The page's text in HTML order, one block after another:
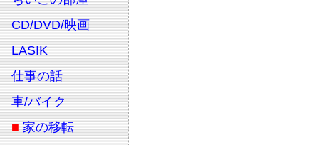
CD/DVD/映画
LASIK
仕事の話
車/バイク
■ 家の移転